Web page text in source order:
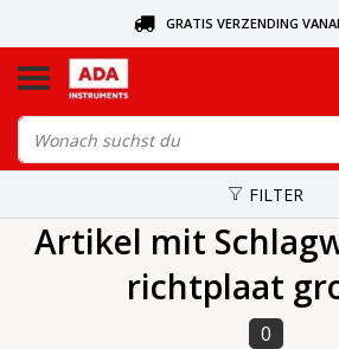
GRATIS VERZENDING
VANDAAG BESTELD, VANDAAG
FILTER
Artikel mit
richtplaat
0